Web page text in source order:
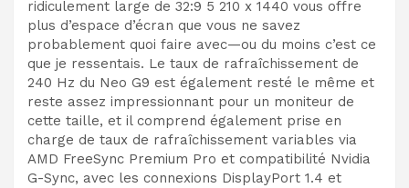
ridiculement large de 32:9 5 210 x 1440 vous offre
plus d’espace d’écran que vous ne savez
probablement quoi faire avec—ou du moins c’est ce
que je ressentais. Le taux de rafraîchissement de
240 Hz du Neo G9 est également resté le même et
reste assez impressionnant pour un moniteur de
cette taille, et il comprend également prise en
charge de taux de rafraîchissement variables via
AMD FreeSync Premium Pro et compatibilité Nvidia
G-Sync, avec les connexions DisplayPort 1.4 et